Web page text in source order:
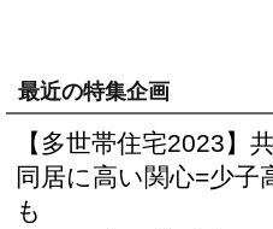
最近の特集企画
【多世帯住宅2023】
同居に高い関心=少子
も